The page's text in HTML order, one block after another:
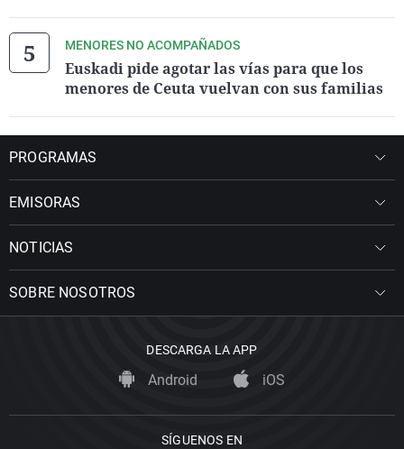
MENORES NO ACOMPAÑADOS
Euskadi pide agotar las vías para que los
menores de Ceuta vuelvan con sus familias
PROGRAMAS
EMISORAS
NOTICIAS
SOBRE NOSOTROS
DESCARGA LA APP
Android iOS
SÍGUENOS EN